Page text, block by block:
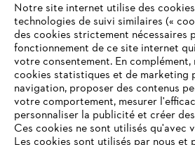
Carrières
Informations pour les fournisseurs
Produits
Contact
Carrière
Système d'alerte
Notre site internet utilise des
technologies de suivi similaires («
des cookies strictement nécessaires
fonctionnement de ce site internet
votre consentement. En complément,
cookies statistiques et de marketing
navigation, proposer des contenus
votre comportement, mesurer
personnaliser la publicité et créer
Ces cookies ne sont utilisés qu'avec